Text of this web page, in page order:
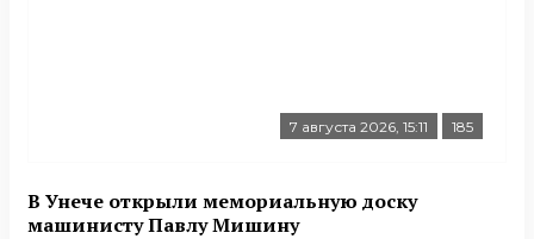
7 августа 2026, 15:11 185
В Унече открыли мемориальную доску
машинисту Павлу Мишину